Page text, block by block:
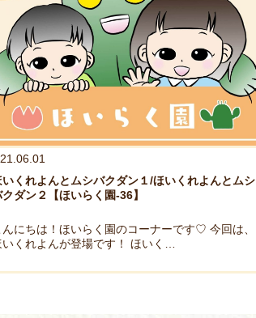
いくれよんとムシバクダン１/ほいくれよんとムシ
クダン２【ほいらく園-36】
んにちは！ほいらく園のコーナーです♡ 今回は、
いくれよんが登場です！ ほいく…